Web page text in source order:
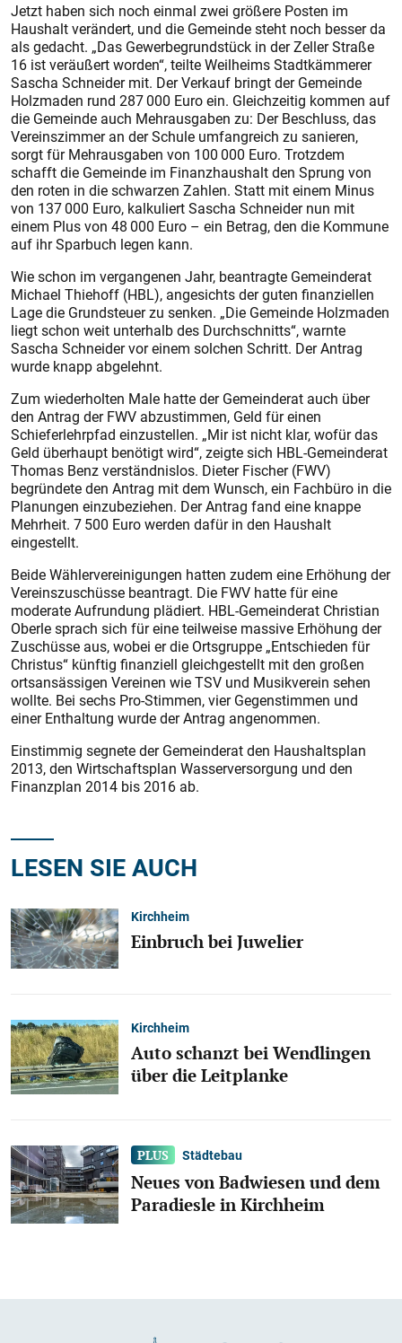
Jetzt haben sich noch einmal zwei größere Posten im
Haushalt verändert, und die Gemeinde steht noch besser da
als gedacht. „Das Gewerbegrundstück in der Zeller Straße
16 ist veräußert worden“, teilte Weilheims Stadtkämmerer
Sascha Schneider mit. Der Verkauf bringt der Gemeinde
Holzmaden rund 287 000 Euro ein. Gleichzeitig kommen auf
die Gemeinde auch Mehrausgaben zu: Der Beschluss, das
Vereinszimmer an der Schule umfangreich zu sanieren,
sorgt für Mehrausgaben von 100 000 Euro. Trotzdem
schafft die Gemeinde im Finanzhaushalt den Sprung von
den roten in die schwarzen Zahlen. Statt mit einem Minus
von 137 000 Euro, kalkuliert Sascha Schneider nun mit
einem Plus von 48 000 Euro – ein Betrag, den die Kommune
auf ihr Sparbuch legen kann.
Wie schon im vergangenen Jahr, beantragte Gemeinderat
Michael Thiehoff (HBL), angesichts der guten finanziellen
Lage die Grundsteuer zu senken. „Die Gemeinde Holzmaden
liegt schon weit unterhalb des Durchschnitts“, warnte
Sascha Schneider vor einem solchen Schritt. Der Antrag
wurde knapp abgelehnt.
Zum wiederholten Male hatte der Gemeinderat auch über
den Antrag der FWV abzustimmen, Geld für einen
Schieferlehrpfad einzustellen. „Mir ist nicht klar, wofür das
Geld überhaupt benötigt wird“, zeigte sich HBL-Gemeinderat
Thomas Benz verständnislos. Dieter Fischer (FWV)
begründete den Antrag mit dem Wunsch, ein Fachbüro in die
Planungen einzubeziehen. Der Antrag fand eine knappe
Mehrheit. 7 500 Euro werden dafür in den Haushalt
eingestellt.
Beide Wählervereinigungen hatten zudem eine Erhöhung der
Vereinszuschüsse beantragt. Die FWV hatte für eine
moderate Aufrundung plädiert. HBL-Gemeinderat Christian
Oberle sprach sich für eine teilweise massive Erhöhung der
Zuschüsse aus, wobei er die Ortsgruppe „Entschieden für
Christus“ künftig finanziell gleichgestellt mit den großen
ortsansässigen Vereinen wie TSV und Musikverein sehen
wollte. Bei sechs Pro-Stimmen, vier Gegenstimmen und
einer Enthaltung wurde der Antrag angenommen.
Einstimmig segnete der Gemeinderat den Haushaltsplan
2013, den Wirtschaftsplan Wasserversorgung und den
Finanzplan 2014 bis 2016 ab.
LESEN SIE AUCH
Kirchheim
Einbruch bei Juwelier
Kirchheim
Auto schanzt bei Wendlingen
über die Leitplanke
Städtebau
Neues von Badwiesen und dem
Paradiesle in Kirchheim